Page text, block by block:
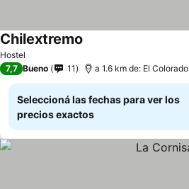
Hostel
Chilextremo
7,7 Bueno 11 a 1.6 km de: El Colorado
Seleccioná las fechas para ver los
precios exactos